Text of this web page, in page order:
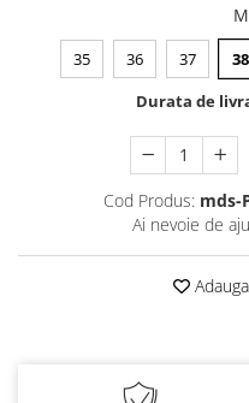
35 36 37 38
Durata de
Cod Produs: mds-
Ai nevoie de